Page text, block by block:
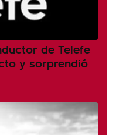
de Telefe
y sorprendió